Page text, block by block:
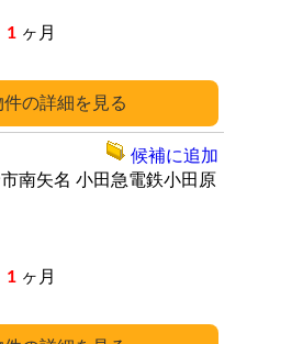
詳細
1 ヶ月
南矢名 小田急電鉄小田原
1 ヶ月
候補に追加